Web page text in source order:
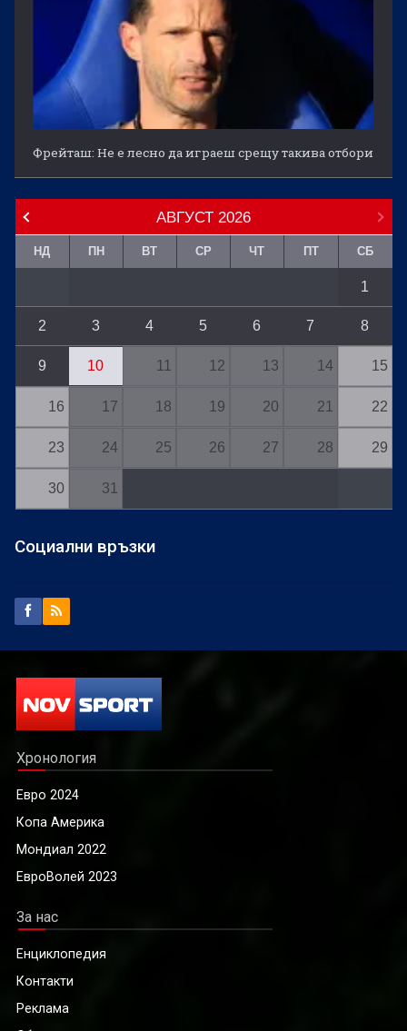
Фрейташ: Не е лесно да играеш срещу такива отбори
АВГУСТ 2026
НД ПН ВТ СР ЧТ ПТ СБ
1
2 3 4 5 6 7 8
9 10 11 12 13 14 15
16 17 18 19 20 21 22
23 24 25 26 27 28 29
30 31
Социални връзки
Хронология
Евро 2024
Копа Америка
Мондиал 2022
ЕвроВолей 2023
За нас
Енциклопедия
Контакти
Реклама